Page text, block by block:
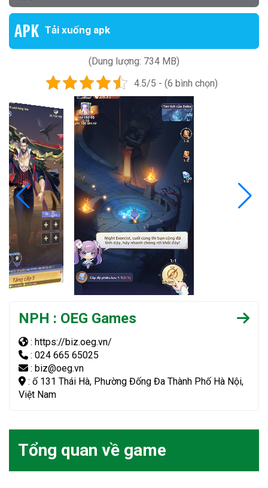
Tải xuống apk
(Dung lượng: 734 MB)
4.5/5 - (6 bình chọn)
NPH : OEG Games
: https://biz.oeg.vn/
: 024 665 65025
: biz@oeg.vn
: ố 131 Thái Hà, Phường Đống Đa Thành Phố Hà Nội,
Việt Nam
Tổng quan về game